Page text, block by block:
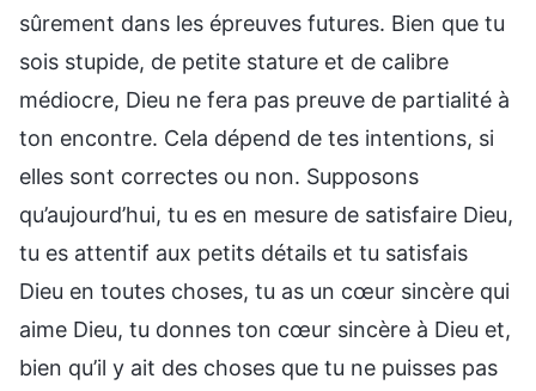
sûrement dans les épreuves futures. Bien que tu
sois stupide, de petite stature et de calibre
médiocre, Dieu ne fera pas preuve de partialité à
ton encontre. Cela dépend de tes intentions, si
elles sont correctes ou non. Supposons
qu’aujourd’hui, tu es en mesure de satisfaire Dieu,
tu es attentif aux petits détails et tu satisfais
Dieu en toutes choses, tu as un cœur sincère qui
aime Dieu, tu donnes ton cœur sincère à Dieu et,
bien qu’il y ait des choses que tu ne puisses pas